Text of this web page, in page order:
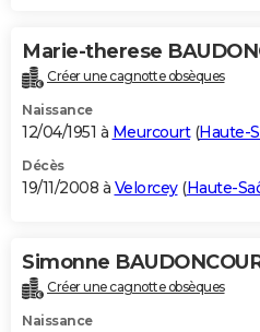
Marie-therese
Créer une cagnotte obsèques
Naissance
12/04/1951 à Meurcourt(Haute-
Décès
19/11/2008 à Velorcey(Haute-
Simonne
Créer une cagnotte obsèques
Naissance